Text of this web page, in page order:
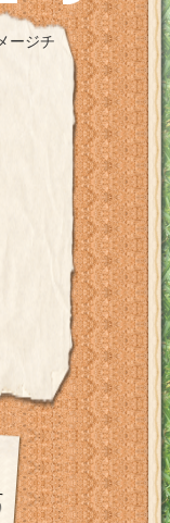
ージチ